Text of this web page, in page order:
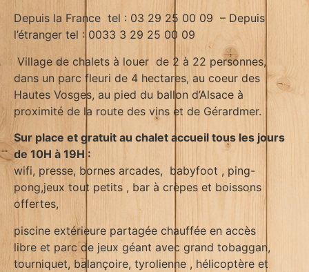
Depuis la France tel : 03 29 25 00 09 – Depuis
l’étranger tel : 0033 3 29 25 00 09
Village de chalets à louer de 2 à 22 personnes,
dans un parc fleuri de 4 hectares, au coeur des
Hautes Vosges, au pied du ballon d’Alsace à
proximité de la route des vins et de Gérardmer.
Sur place et gratuit au chalet accueil tous les jours
de 10H à 19H :
wifi, presse, bornes arcades, babyfoot , ping-
pong,jeux tout petits , bar à crèpes et boissons
offertes,
piscine extérieure partagée chauffée en accès
libre et parc de jeux géant avec grand tobaggan,
tourniquet, balançoire, tyrolienne , hélicoptère et